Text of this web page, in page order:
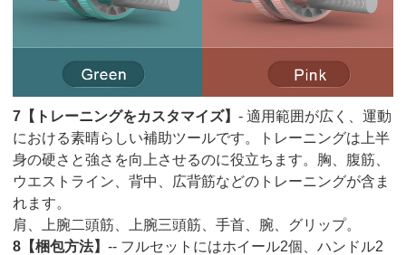
7【トレーニングをカスタマイズ】- 適用範囲が広く、運動
における素晴らしい補助ツールです。トレーニングは上半
身の硬さと強さを向上させるのに役立ちます。胸、腹筋、
ウエストライン、背中、広背筋などのトレーニングが含ま
れます。
肩、上腕二頭筋、上腕三頭筋、手首、腕、グリップ。
8【梱包方法】-- フルセットにはホイール2個、ハンドル2